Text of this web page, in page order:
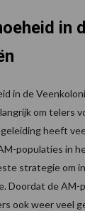
in
in de
om telers
heeft
populaties in
strategie om
Doordat de AM-
ook weer veel